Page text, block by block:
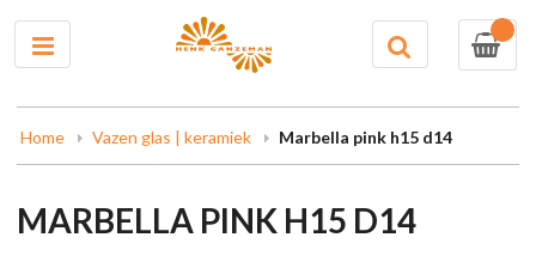
Home Vazen glas | keramiek Marbella pink h15 d14
MARBELLA PINK H15 D14